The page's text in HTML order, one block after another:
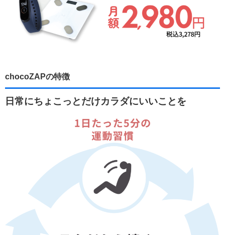
chocoZAPの特徴
日常にちょこっとだけカラダにいいことを